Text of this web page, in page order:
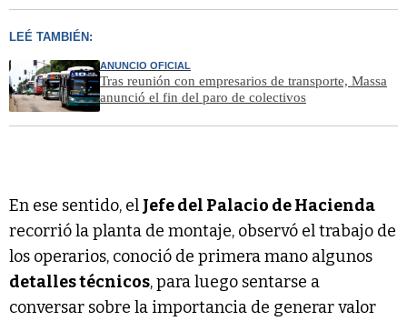
LEÉ TAMBIÉN:
ANUNCIO OFICIAL
Tras reunión con empresarios de transporte, Massa
anunció el fin del paro de colectivos
En ese sentido, el Jefe del Palacio de Hacienda
recorrió la planta de montaje, observó el trabajo de
los operarios, conoció de primera mano algunos
detalles técnicos, para luego sentarse a
conversar sobre la importancia de generar valor